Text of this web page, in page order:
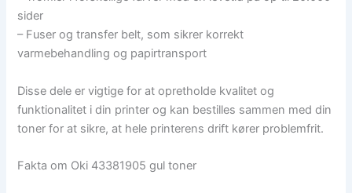
sider
– Fuser og transfer belt, som sikrer korrekt
varmebehandling og papirtransport
Disse dele er vigtige for at opretholde kvalitet og
funktionalitet i din printer og kan bestilles sammen med din
toner for at sikre, at hele printerens drift kører problemfrit.
Fakta om Oki 43381905 gul toner